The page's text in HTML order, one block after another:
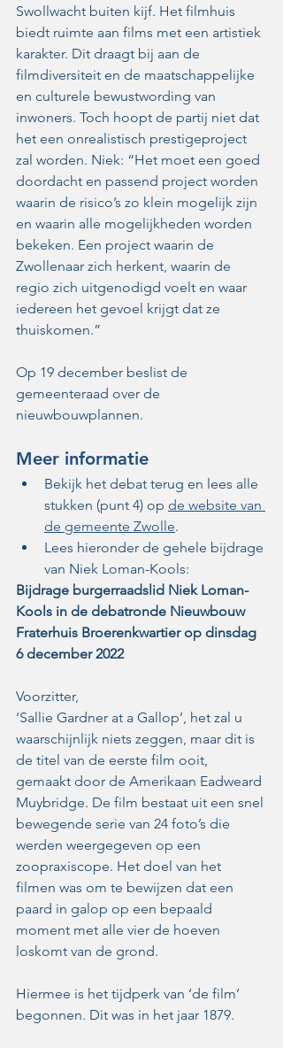
Swollwacht buiten kijf. Het filmhuis
biedt ruimte aan films met een artistiek
karakter. Dit draagt bij aan de
filmdiversiteit en de maatschappelijke
en culturele bewustwording van
inwoners. Toch hoopt de partij niet dat
het een onrealistisch prestigeproject
zal worden. Niek: “Het moet een goed
doordacht en passend project worden
waarin de risico’s zo klein mogelijk zijn
en waarin alle mogelijkheden worden
bekeken. Een project waarin de
Zwollenaar zich herkent, waarin de
regio zich uitgenodigd voelt en waar
iedereen het gevoel krijgt dat ze
thuiskomen.”
Op 19 december beslist de
gemeenteraad over de
nieuwbouwplannen.
Meer informatie
Bekijk het debat terug en lees alle
stukken (punt 4) op de website van
de gemeente Zwolle.
Lees hieronder de gehele bijdrage
van Niek Loman-Kools:
Bijdrage burgerraadslid Niek Loman-
Kools in de debatronde Nieuwbouw
Fraterhuis Broerenkwartier op dinsdag
6 december 2022
Voorzitter,
‘Sallie Gardner at a Gallop’, het zal u
waarschijnlijk niets zeggen, maar dit is
de titel van de eerste film ooit,
gemaakt door de Amerikaan Eadweard
Muybridge. De film bestaat uit een snel
bewegende serie van 24 foto’s die
werden weergegeven op een
zoopraxiscope. Het doel van het
filmen was om te bewijzen dat een
paard in galop op een bepaald
moment met alle vier de hoeven
loskomt van de grond.
Hiermee is het tijdperk van ‘de film’
begonnen. Dit was in het jaar 1879.